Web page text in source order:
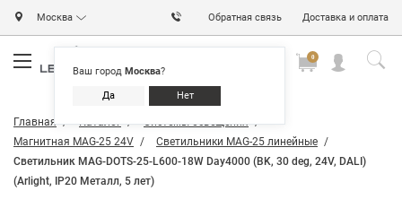
Москва
Ваш город Москва?
Да Нет
Обратная связь Доставка и оплата
0
Главная Каталог
Системы освещения
Магнитная MAG-25 24V
Светильники MAG-25 линейные
Светильник MAG-DOTS-25-L600-18W Day4000 (BK, 30 deg, 24V, DALI)
(Arlight, IP20 Металл, 5 лет)